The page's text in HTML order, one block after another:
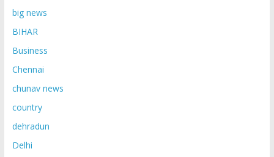
big news
BIHAR
Business
Chennai
chunav news
country
dehradun
Delhi